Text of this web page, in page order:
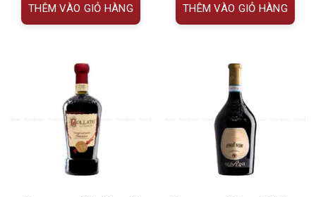
THÊM VÀO GIỎ HÀNG THÊM VÀO GIỎ HÀNG